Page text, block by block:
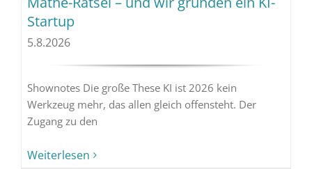
Startup
5.8.2026
Shownotes Die große These KI ist 2026 kein
Werkzeug mehr, das allen gleich offensteht. Der
Zugang zu den
Weiterlesen